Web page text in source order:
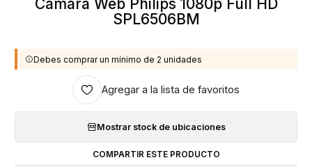
Camara Web Philips 1080p Full HD
SPL6506BM
Debes comprar un mínimo de 2 unidades
Agregar a la lista de favoritos
Mostrar stock de ubicaciones
COMPARTIR ESTE PRODUCTO